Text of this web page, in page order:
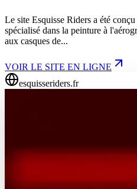
Le site Esquisse Riders a été
spécialisé dans la peinture à
aux casques de...
VOIR LE SITE EN LIGNE
esquisseriders.fr